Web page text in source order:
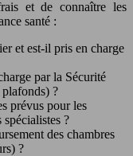
et de connaître les
santé :
et est-il pris en charge
par la Sécurité
?
prévus pour les
spécialistes ?
des chambres
?